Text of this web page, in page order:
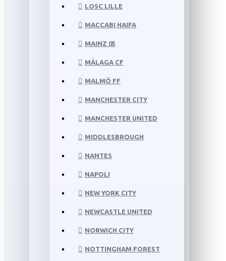
LOSC LILLE
MACCABI HAIFA
MAINZ 05
MÁLAGA CF
MALMÖ FF
MANCHESTER CITY
MANCHESTER UNITED
MIDDLESBROUGH
NANTES
NAPOLI
NEW YORK CITY
NEWCASTLE UNITED
NORWICH CITY
NOTTINGHAM FOREST